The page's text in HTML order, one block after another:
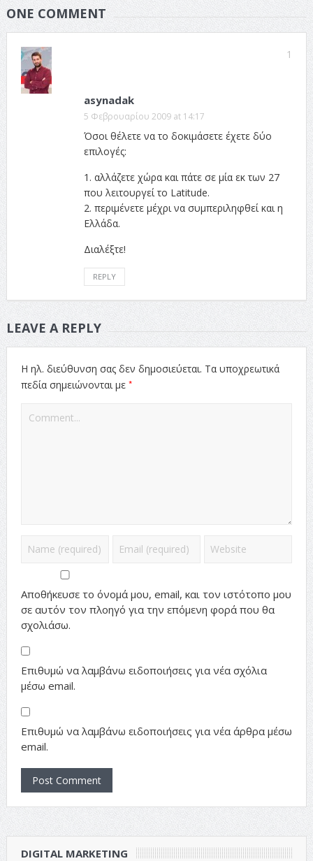
ONE COMMENT
1
asynadak
5 Φεβρουαρίου 2009 at 14:17
Όσοι θέλετε να το δοκιμάσετε έχετε δύο
επιλογές:
1. αλλάζετε χώρα και πάτε σε μία εκ των 27
που λειτουργεί το Latitude.
2. περιμένετε μέχρι να συμπεριληφθεί και η
Ελλάδα.
Διαλέξτε!
REPLY
LEAVE A REPLY
Η ηλ. διεύθυνση σας δεν δημοσιεύεται. Τα υποχρεωτικά
πεδία σημειώνονται με *
Αποθήκευσε το όνομά μου, email, και τον ιστότοπο μου
σε αυτόν τον πλοηγό για την επόμενη φορά που θα
σχολιάσω.
Επιθυμώ να λαμβάνω ειδοποιήσεις για νέα σχόλια
μέσω email.
Επιθυμώ να λαμβάνω ειδοποιήσεις για νέα άρθρα μέσω
email.
DIGITAL MARKETING